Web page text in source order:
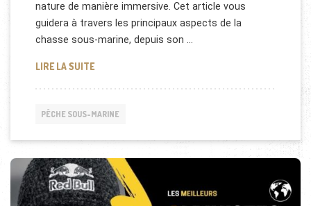
nature de manière immersive. Cet article vous
guidera à travers les principaux aspects de la
chasse sous-marine, depuis son …
LIRE LA SUITECHASSE SOUS-MARINE : UNE PASSION EN
PÊCHE SOUS-MARINE